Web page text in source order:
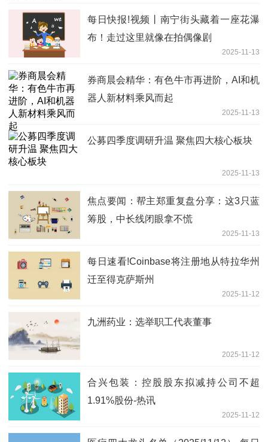
每日快报!视频丨南宁街头藏着一座花瀑
布！走过这里就像在拍偶像剧
2025-11-13
券商晨会精华：有色牛市再进阶，AI和机
器人新材料乘风而起
2025-11-13
公募四季度调研升温 聚焦四大核心板块
2025-11-13
焦点要闻：帮主郑重复盘分享：这3只蓝
筹股，中长线闭眼拿不慌
2025-11-13
每日速看!Coinbase将注册地从特拉华州
迁至得克萨斯州
2025-11-12
九洲药业：选举职工代表董事
2025-11-12
合兴包装：控股股东拟减持公司不超
1.91%股份-热讯
2025-11-12